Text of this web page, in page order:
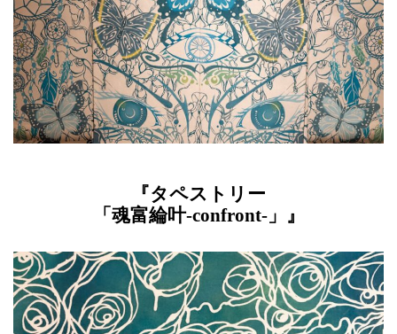
『タペストリー
「魂富綸叶-confront-」』